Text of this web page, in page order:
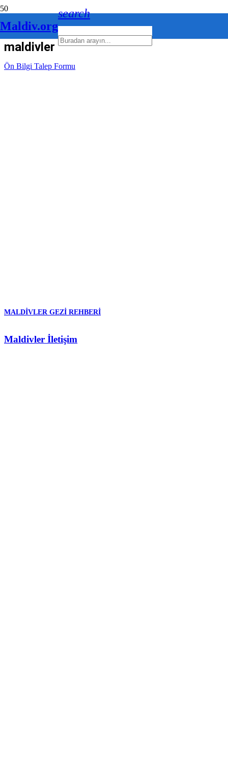
Maldiv.org
search
maldivler telefon hattı
Ön Bilgi Talep Formu
MALDIVLER GEZI REHBERI
Maldivler İletişim